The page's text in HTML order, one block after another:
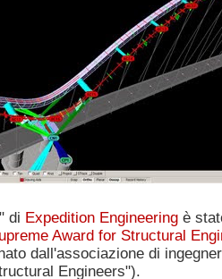
di Expedition Engineering è
Award for Structural
dall'associazione di
Engineers").